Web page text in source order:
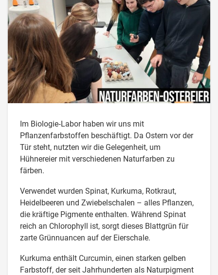
Im Biologie‑Labor haben wir uns mit
Pflanzenfarbstoffen beschäftigt. Da Ostern vor der
Tür steht, nutzten wir die Gelegenheit, um
Hühnereier mit verschiedenen Naturfarben zu
färben.
Verwendet wurden Spinat, Kurkuma, Rotkraut,
Heidelbeeren und Zwiebelschalen – alles Pflanzen,
die kräftige Pigmente enthalten. Während Spinat
reich an Chlorophyll ist, sorgt dieses Blattgrün für
zarte Grünnuancen auf der Eierschale.
Kurkuma enthält Curcumin, einen starken gelben
Farbstoff, der seit Jahrhunderten als Naturpigment